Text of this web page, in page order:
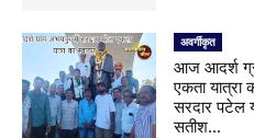
अवर्गीकृत
आज आदर्श
एकता
सरदार पटेल
सतीश...